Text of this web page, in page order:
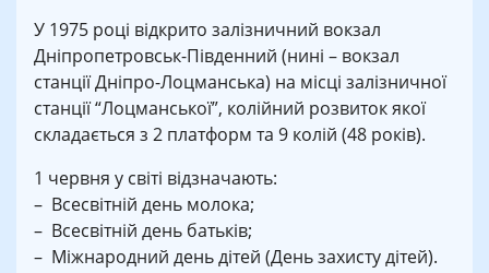
У 1975 році відкрито залізничний вокзал
Дніпропетровськ-Південний (нині – вокзал
станції Дніпро-Лоцманська) на місці залізничної
станції “Лоцманської”, колійний розвиток якої
складається з 2 платформ та 9 колій (48 років).
1 червня у світі відзначають:
– Всесвітній день молока;
– Всесвітній день батьків;
– Міжнародний день дітей (День захисту дітей).